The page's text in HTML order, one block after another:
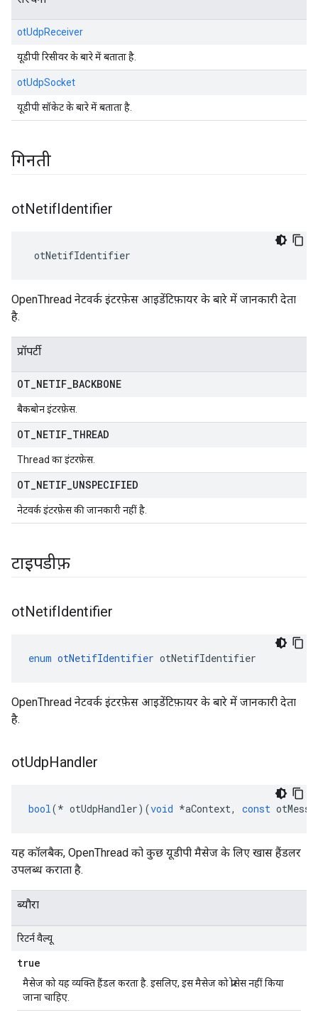
otUdpReceiver
यूडीपी रिसीवर के बारे में बताता है.
otUdpSocket
यूडीपी सॉकेट के बारे में बताता है.
गिनती
otNetifIdentifier
otNetifIdentifier
OpenThread नेटवर्क इंटरफ़ेस आइडेंटिफ़ायर के बारे में जानकारी देता
है.
प्रॉपर्टी
OT NETIF BACKBONE
बैकबोन इंटरफ़ेस.
OT NETIF THREAD
Thread का इंटरफ़ेस.
OT NETIF UNSPECIFIED
नेटवर्क इंटरफ़ेस की जानकारी नहीं है.
टाइपडीफ़
otNetifIdentifier
enum otNetifIdentifier otNetifIdentifier
OpenThread नेटवर्क इंटरफ़ेस आइडेंटिफ़ायर के बारे में जानकारी देता
है.
otUdpHandler
bool(* otUdpHandler)(void *aContext, const
यह कॉलबैक, OpenThread को कुछ यूडीपी मैसेज के लिए खास हैंडलर
उपलब्ध कराता है.
ब्यौरा
रिटर्न वैल्यू
true
मैसेज को यह व्यक्ति हैंडल करता है. इसलिए, इस मैसेज को प्रोसेस नहीं किया
जाना चाहिए.